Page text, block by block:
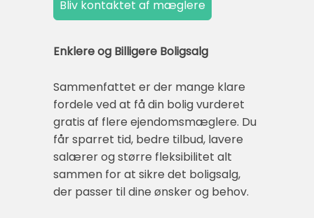
Enklere og Billigere Boligsalg
Sammenfattet er der mange klare
fordele ved at få din bolig vurderet
gratis af flere ejendomsmæglere. Du
får sparret tid, bedre tilbud, lavere
salærer og større fleksibilitet alt
sammen for at sikre det boligsalg,
der passer til dine ønsker og behov.